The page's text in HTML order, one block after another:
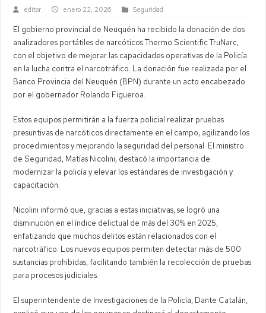
editor enero 22, 2026 Seguridad
El gobierno provincial de Neuquén ha recibido la donación de dos
analizadores portátiles de narcóticos Thermo Scientific TruNarc,
con el objetivo de mejorar las capacidades operativas de la Policía
en la lucha contra el narcotráfico. La donación fue realizada por el
Banco Provincia del Neuquén (BPN) durante un acto encabezado
por el gobernador Rolando Figueroa.
Estos equipos permitirán a la fuerza policial realizar pruebas
presuntivas de narcóticos directamente en el campo, agilizando los
procedimientos y mejorando la seguridad del personal. El ministro
de Seguridad, Matías Nicolini, destacó la importancia de
modernizar la policía y elevar los estándares de investigación y
capacitación.
Nicolini informó que, gracias a estas iniciativas, se logró una
disminución en el índice delictual de más del 30% en 2025,
enfatizando que muchos delitos están relacionados con el
narcotráfico. Los nuevos equipos permiten detectar más de 500
sustancias prohibidas, facilitando también la recolección de pruebas
para procesos judiciales.
El superintendente de Investigaciones de la Policía, Dante Catalán,